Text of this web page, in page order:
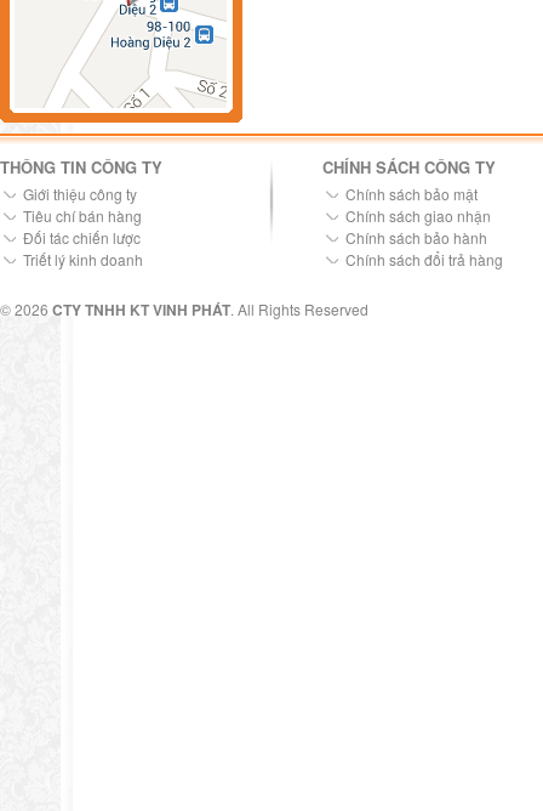
THÔNG TIN CÔNG TY
Giới thiệu công ty
Tiêu chí bán hàng
Đối tác chiến lược
Triết lý kinh doanh
CHÍNH SÁCH CÔNG TY
Chính sách bảo mật
Chính sách giao nhận
Chính sách bảo hành
Chính sách đổi trả hàng
© 2026 CTY TNHH KT VINH PHÁT. All Rights Reserved